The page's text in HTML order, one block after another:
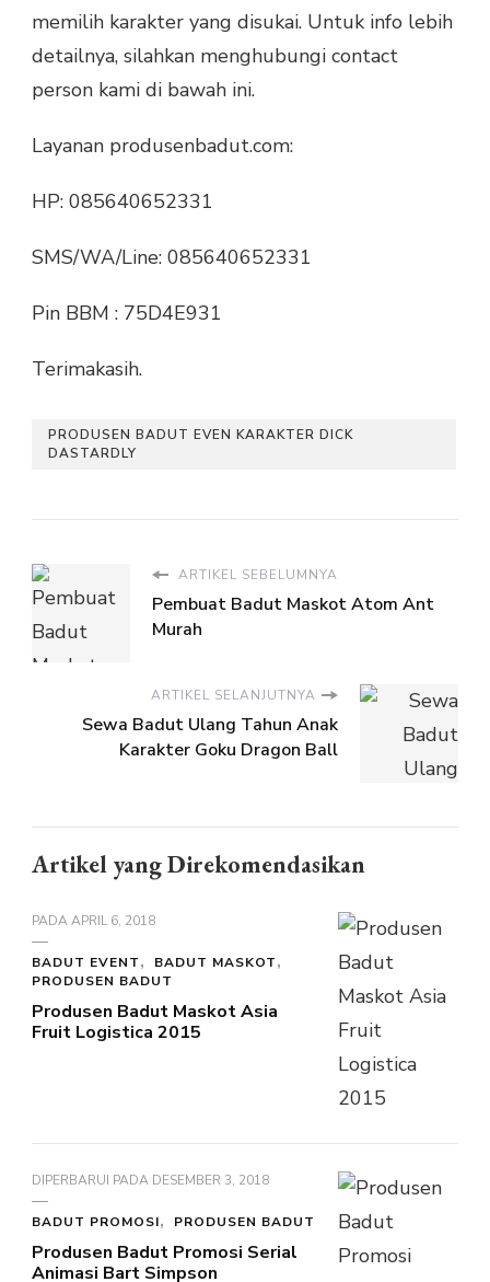
memilih karakter yang disukai. Untuk info lebih
detailnya, silahkan menghubungi contact
person kami di bawah ini.
Layanan produsenbadut.com:
HP: 085640652331
SMS/WA/Line: 085640652331
Pin BBM : 75D4E931
Terimakasih.
PRODUSEN BADUT EVEN KARAKTER DICK
DASTARDLY
ARTIKEL SEBELUMNYA
Pembuat Badut Maskot Atom Ant
Murah
ARTIKEL SELANJUTNYA
Sewa Badut Ulang Tahun Anak
Karakter Goku Dragon Ball
Artikel yang Direkomendasikan
PADAAPRIL 6, 2018
BADUT EVENT
BADUT MASKOT
PRODUSEN BADUT
Produsen Badut Maskot Asia
Fruit Logistica 2015
DIPERBARUI PADA DESEMBER 3, 2018
BADUT PROMOSI PRODUSEN BADUT
Produsen Badut Promosi Serial
Animasi Bart Simpson